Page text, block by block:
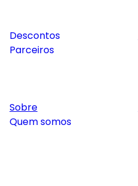
Descontos
Parceiros
Sobre
Quem somos